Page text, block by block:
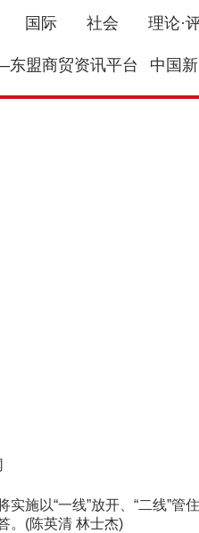
国际 社会 理论·
东盟商贸资讯平台 中国
以“一线”放开、“二线”管
(陈英清 林士杰)